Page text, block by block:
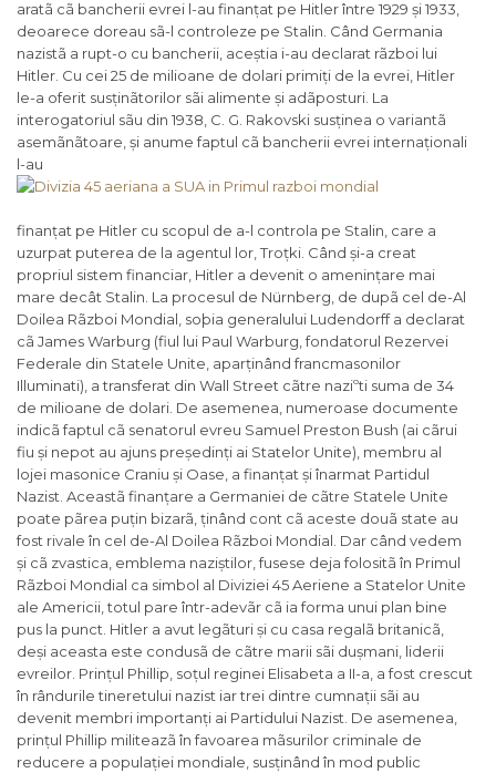
aratã cã bancherii evrei l-au finanțat pe Hitler între 1929 și 1933,
deoarece doreau sã-l controleze pe Stalin. Când Germania
nazistã a rupt-o cu bancherii, aceștia i-au declarat rãzboi lui
Hitler. Cu cei 25 de milioane de dolari primiți de la evrei, Hitler
le-a oferit susținãtorilor sãi alimente și adãposturi. La
interogatoriul sãu din 1938, C. G. Rakovski susținea o variantã
asemãnãtoare, și anume faptul cã bancherii evrei internaționali
l-au
finanțat pe Hitler cu scopul de a-l controla pe Stalin, care a
uzurpat puterea de la agentul lor, Troțki. Când și-a creat
propriul sistem financiar, Hitler a devenit o amenințare mai
mare decât Stalin. La procesul de Nürnberg, de dupã cel de-Al
Doilea Rãzboi Mondial, soþia generalului Ludendorff a declarat
cã James Warburg (fiul lui Paul Warburg, fondatorul Rezervei
Federale din Statele Unite, aparținând francmasonilor
Illuminati), a transferat din Wall Street cãtre naziºti suma de 34
de milioane de dolari. De asemenea, numeroase documente
indicã faptul cã senatorul evreu Samuel Preston Bush (ai cãrui
fiu și nepot au ajuns președinți ai Statelor Unite), membru al
lojei masonice Craniu și Oase, a finanțat și înarmat Partidul
Nazist. Aceastã finanțare a Germaniei de cãtre Statele Unite
poate pãrea puțin bizarã, ținând cont cã aceste douã state au
fost rivale în cel de-Al Doilea Rãzboi Mondial. Dar când vedem
și cã zvastica, emblema naziștilor, fusese deja folositã în Primul
Rãzboi Mondial ca simbol al Diviziei 45 Aeriene a Statelor Unite
ale Americii, totul pare într-adevãr cã ia forma unui plan bine
pus la punct. Hitler a avut legãturi și cu casa regalã britanicã,
deși aceasta este condusã de cãtre marii sãi dușmani, liderii
evreilor. Prințul Phillip, soțul reginei Elisabeta a II-a, a fost crescut
în rândurile tineretului nazist iar trei dintre cumnații sãi au
devenit membri importanți ai Partidului Nazist. De asemenea,
prințul Phillip militeazã în favoarea mãsurilor criminale de
reducere a populației mondiale, susținând în mod public